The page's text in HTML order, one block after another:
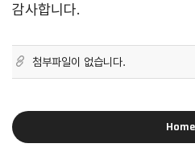
감사합니다.
첨부파일이 없습니다.
Home